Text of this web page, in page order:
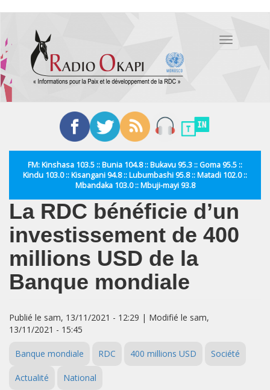
contenu
principal
Toggle
FM: Kinshasa 103.5 :: Bunia 104.8 :: Bukavu 95.3 :: Goma 95.5 ::
Kindu 103.0 :: Kisangani 94.8 :: Lubumbashi 95.8 :: Matadi 102.0 ::
Mbandaka 103.0 :: Mbuji-mayi 93.8
La RDC bénéficie d’un
investissement de 400
millions USD de la
Banque mondiale
Publié le sam, 13/11/2021 - 12:29 | Modifié le sam,
13/11/2021 - 15:45
Banque mondiale RDC 400 millions USD Société
Actualité National